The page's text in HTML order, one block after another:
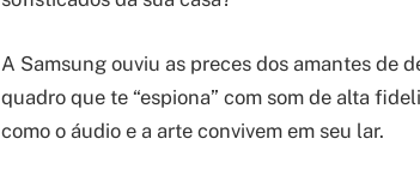
A Samsung ouviu as preces dos amantes de
quadro que te “espiona” com som de alta
como o áudio e a arte convivem em seu lar.